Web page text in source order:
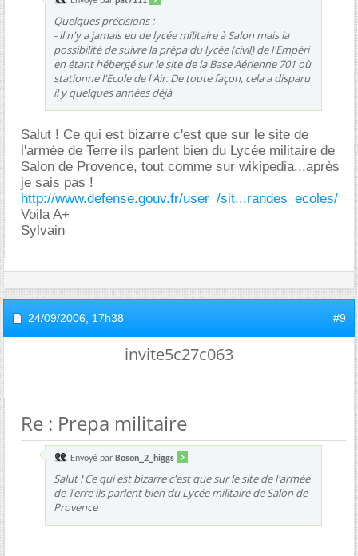
Quelques précisions :
- il n'y a jamais eu de lycée militaire à Salon mais la
possibilité de suivre la prépa du lycée (civil) de l'Empéri
en étant hébergé sur le site de la Base Aérienne 701 où
stationne l'Ecole de l'Air. De toute façon, cela a disparu
il y quelques années déjà
Salut ! Ce qui est bizarre c'est que sur le site de
l'armée de Terre ils parlent bien du Lycée militaire de
Salon de Provence, tout comme sur wikipedia...après
je sais pas !
http://www.defense.gouv.fr/user_/sit...randes_ecoles/
Voila A+
Sylvain
24/09/2006, 17h38 #9
invite5c27c063
Re : Prepa militaire
Envoyé par Boson_2_higgs
Salut ! Ce qui est bizarre c'est que sur le site de l'armée
de Terre ils parlent bien du Lycée militaire de Salon de
Provence